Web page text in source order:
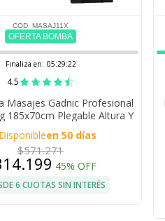
COD. MASAJ11X
OFERTA BOMBA
Finaliza en: 05:29:21
4.5
Masajes Gadnic Profesional
185x70cm Plegable Altura Y
Regulable
Disponibleen 50 días
$571.271
45% OFF
6 CUOTAS SIN INTERÉS